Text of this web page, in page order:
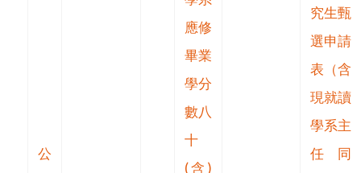
公
應修
畢業
學分
數八
十
(含)
究生甄
選申請
表（含
現就讀
學系主
任同